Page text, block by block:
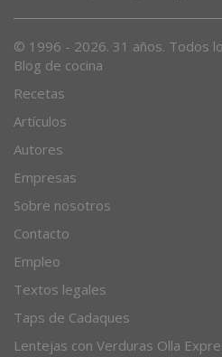
© 1996 - 2026. 31 años. Todos
Blog de cocina
Recetas
Artículos
Autores
Empresas
Sobre nosotros
Contacto
Empleo
Textos legales
Taps de Cadaques
Lentejas con Verduras Olla